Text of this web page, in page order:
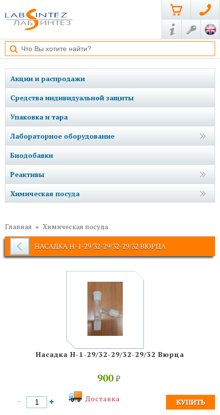
Акции и распродажи
Средства индивидуальной защиты
Упаковка и тара
Лабораторное оборудование
Биодобавки
Реактивы
Химическая посуда
Главная Химическая посуда
НАСАДКА Н-1-29/32-29/32-29/32 ВЮРЦА
Насадка Н-1-29/32-29/32-29/32 Вюрца
900 ₽
Доставка